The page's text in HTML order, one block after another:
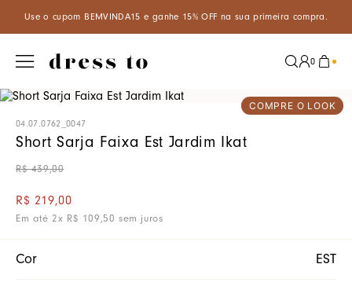
15% OFF na sua primeira compra. Aproveite um desconto
0
COMPRE O LOOK
04.07.0762_0047
Short Sarja Faixa Est Jardim Ikat
R$ 439,00
R$ 219,00
Em até 2x R$ 109 ,50 sem juros
Cor EST